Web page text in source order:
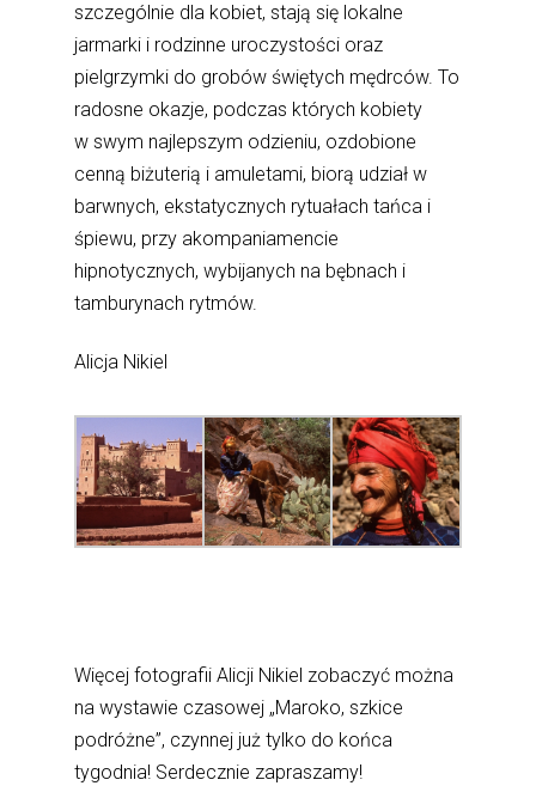
szczególnie dla kobiet, stają się lokalne
jarmarki i rodzinne uroczystości oraz
pielgrzymki do grobów świętych mędrców. To
radosne okazje, podczas których kobiety
w swym najlepszym odzieniu, ozdobione
cenną biżuterią i amuletami, biorą udział w
barwnych, ekstatycznych rytuałach tańca i
śpiewu, przy akompaniamencie
hipnotycznych, wybijanych na bębnach i
tamburynach rytmów.
Alicja Nikiel
Więcej fotografii Alicji Nikiel zobaczyć można
na wystawie czasowej „Maroko, szkice
podróżne”, czynnej już tylko do końca
tygodnia! Serdecznie zapraszamy!